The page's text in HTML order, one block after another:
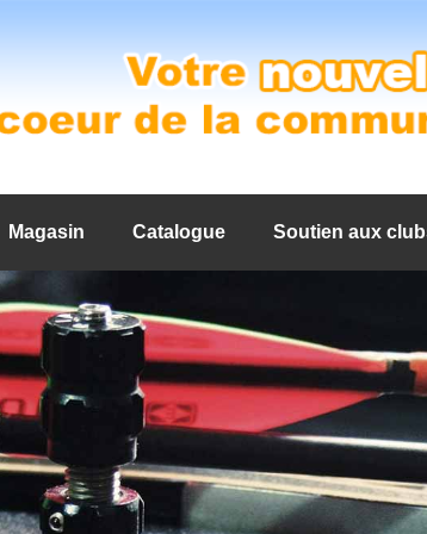
Magasin Catalogue Soutien aux